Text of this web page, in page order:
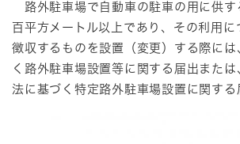
とじる
路外駐車場で自動車の駐車の用に供す
百平方メートル以上であり、その利用に
徴収するものを設置（変更）する際に
く路外駐車場設置等に関する届出また
法に基づく特定路外駐車場設置に関する